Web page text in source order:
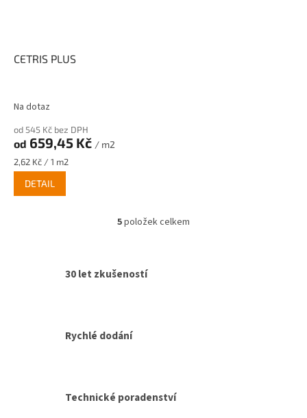
CETRIS PLUS
Na dotaz
od 545 Kč bez DPH
od 659,45 Kč / m2
Měrná
cena:
2,62 Kč / 1 m2
DETAIL
O
v
5položek celkem
30 let zkušeností
Rychlé dodání
Technické poradenství